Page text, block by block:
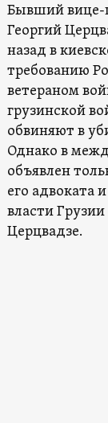
Бывший вице-
Георгий
назад в
требованию
ветераном
грузинской
обвиняют в
Однако в
объявлен
его адвоката
власти
Церцвадзе.